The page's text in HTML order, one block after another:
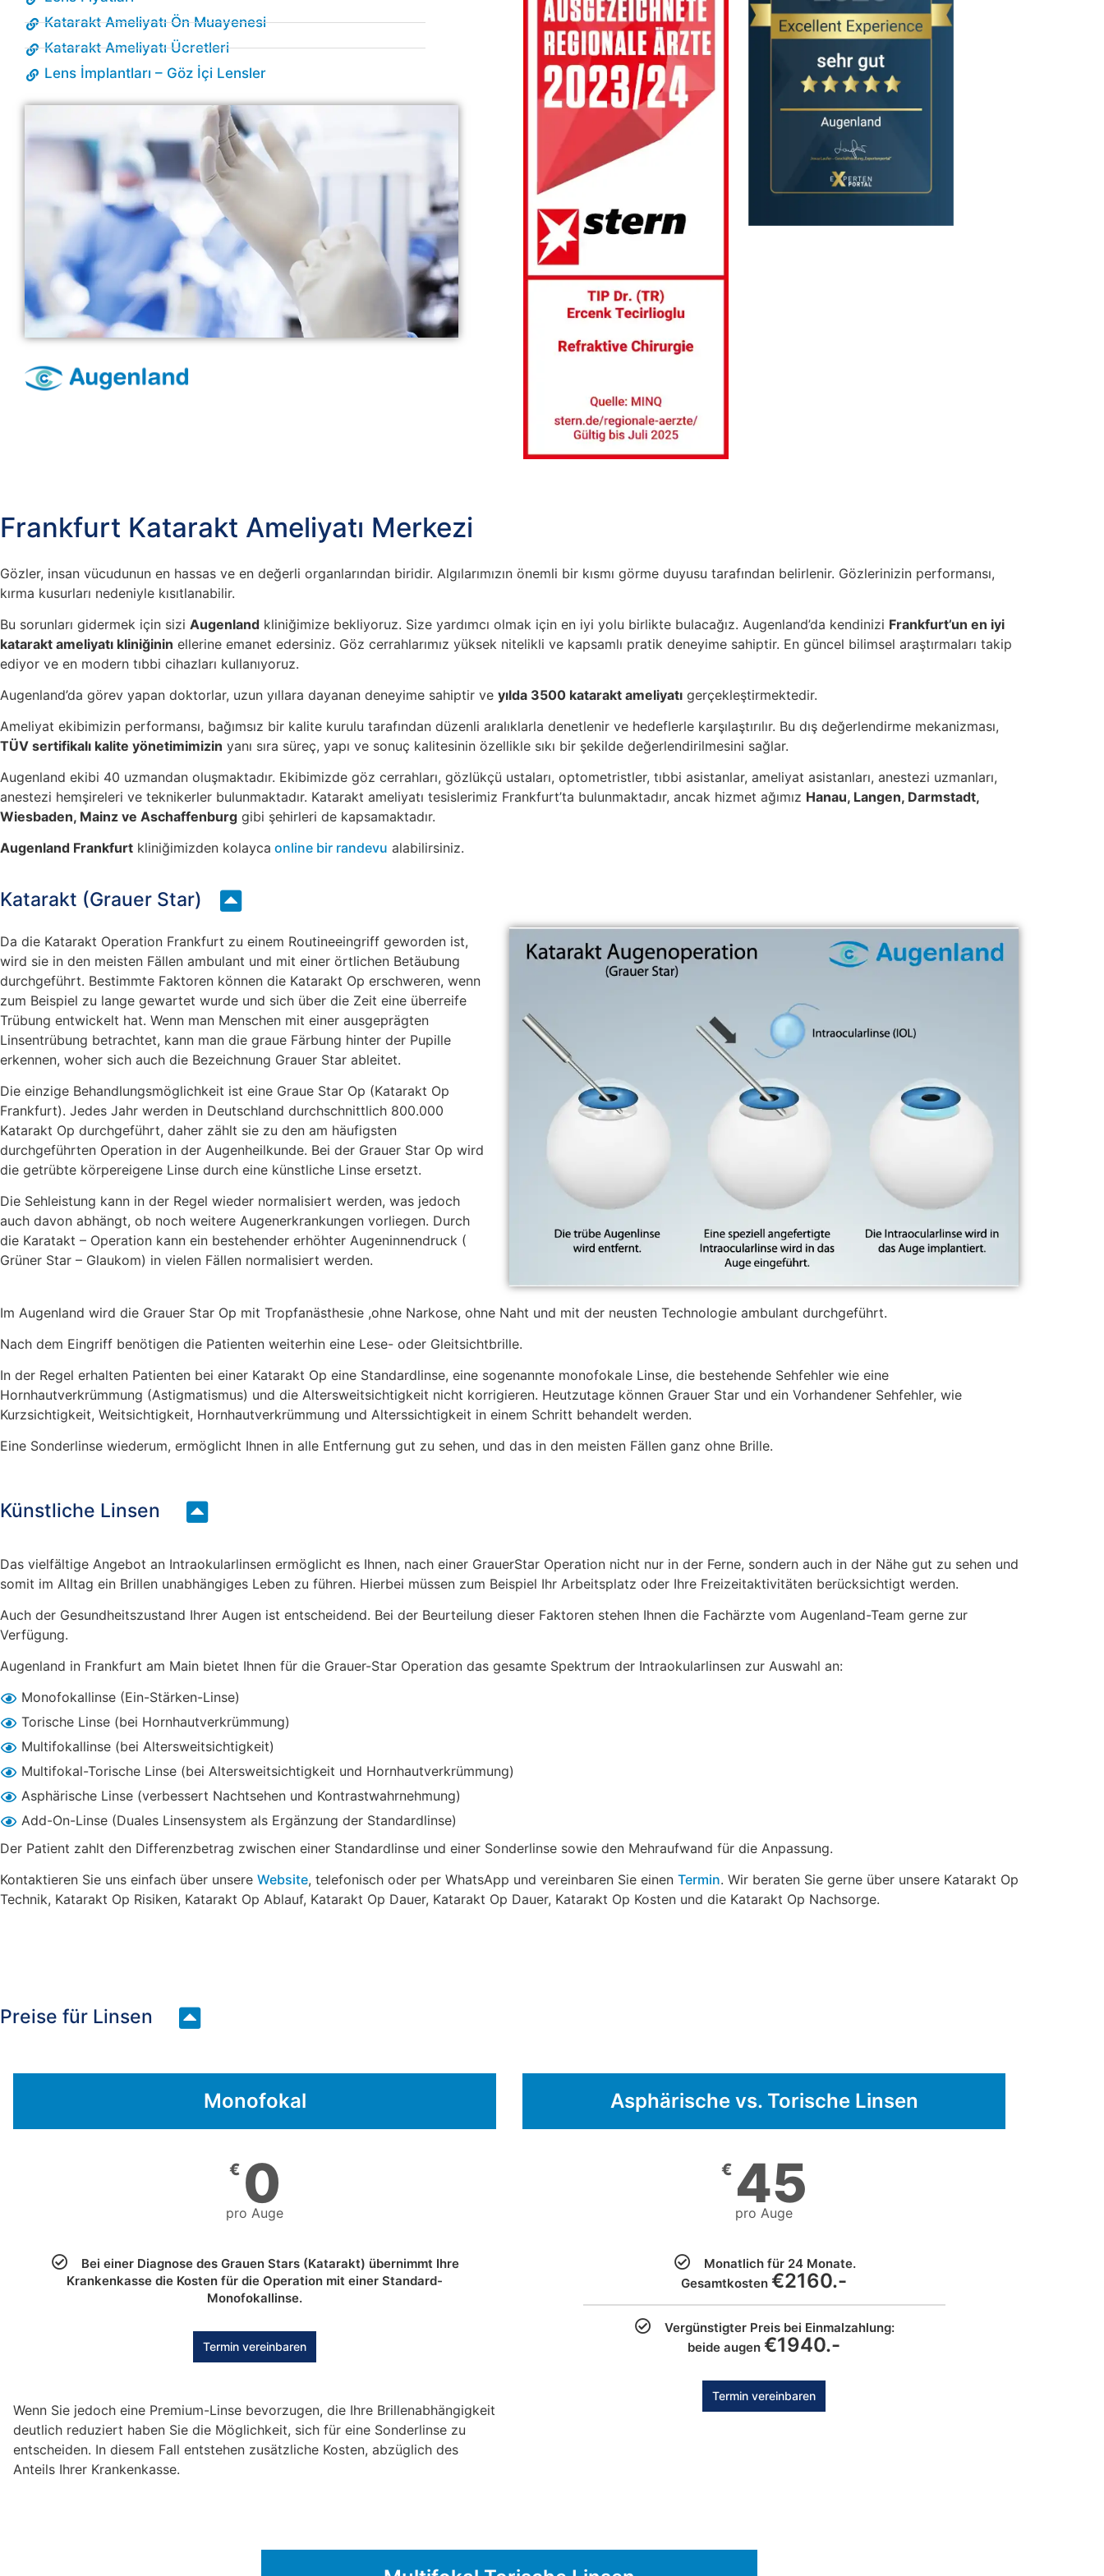
Katarakt Ameliyatı Ön Muayenesi
Katarakt Ameliyatı Ücretleri
Lens İmplantları – Göz İçi Lensler
Frankfurt Katarakt Ameliyatı Merkezi
Gözler, insan vücudunun en hassas ve en değerli organlarından biridir. Algılarımızın önemli bir kısmı görme duyusu tarafından belirlenir. Gözlerinizin performansı,
kırma kusurları nedeniyle kısıtlanabilir.
Bu sorunları gidermek için sizi Augenland kliniğimize bekliyoruz. Size yardımcı olmak için en iyi yolu birlikte bulacağız. Augenland’da kendinizi Frankfurt’un en iyi
katarakt ameliyatı kliniğinin ellerine emanet edersiniz. Göz cerrahlarımız yüksek nitelikli ve kapsamlı pratik deneyime sahiptir. En güncel bilimsel araştırmaları takip
ediyor ve en modern tıbbi cihazları kullanıyoruz.
Augenland’da görev yapan doktorlar, uzun yıllara dayanan deneyime sahiptir ve yılda 3500 katarakt ameliyatı gerçekleştirmektedir.
Ameliyat ekibimizin performansı, bağımsız bir kalite kurulu tarafından düzenli aralıklarla denetlenir ve hedeflerle karşılaştırılır. Bu dış değerlendirme mekanizması,
TÜV sertifikalı kalite yönetimimizin yanı sıra süreç, yapı ve sonuç kalitesinin özellikle sıkı bir şekilde değerlendirilmesini sağlar.
Augenland ekibi 40 uzmandan oluşmaktadır. Ekibimizde göz cerrahları, gözlükçü ustaları, optometristler, tıbbi asistanlar, ameliyat asistanları, anestezi uzmanları,
anestezi hemşireleri ve teknikerler bulunmaktadır. Katarakt ameliyatı tesislerimiz Frankfurt’ta bulunmaktadır, ancak hizmet ağımız Hanau, Langen, Darmstadt,
Wiesbaden, Mainz ve Aschaffenburg gibi şehirleri de kapsamaktadır.
Augenland Frankfurt kliniğimizden kolayca online bir randevu alabilirsiniz.
Katarakt (Grauer Star)
Da die Katarakt Operation Frankfurt zu einem Routineeingriff geworden ist,
wird sie in den meisten Fällen ambulant und mit einer örtlichen Betäubung
durchgeführt. Bestimmte Faktoren können die Katarakt Op erschweren, wenn
zum Beispiel zu lange gewartet wurde und sich über die Zeit eine überreife
Trübung entwickelt hat. Wenn man Menschen mit einer ausgeprägten
Linsentrübung betrachtet, kann man die graue Färbung hinter der Pupille
erkennen, woher sich auch die Bezeichnung Grauer Star ableitet.
Die einzige Behandlungsmöglichkeit ist eine Graue Star Op (Katarakt Op
Frankfurt). Jedes Jahr werden in Deutschland durchschnittlich 800.000
Katarakt Op durchgeführt, daher zählt sie zu den am häufigsten
durchgeführten Operation in der Augenheilkunde. Bei der Grauer Star Op wird
die getrübte körpereigene Linse durch eine künstliche Linse ersetzt.
Die Sehleistung kann in der Regel wieder normalisiert werden, was jedoch
auch davon abhängt, ob noch weitere Augenerkrankungen vorliegen. Durch
die Karatakt – Operation kann ein bestehender erhöhter Augeninnendruck (
Grüner Star – Glaukom) in vielen Fällen normalisiert werden.
Im Augenland wird die Grauer Star Op mit Tropfanästhesie ,ohne Narkose, ohne Naht und mit der neusten Technologie ambulant durchgeführt.
Nach dem Eingriff benötigen die Patienten weiterhin eine Lese- oder Gleitsichtbrille.
In der Regel erhalten Patienten bei einer Katarakt Op eine Standardlinse, eine sogenannte monofokale Linse, die bestehende Sehfehler wie eine
Hornhautverkrümmung (Astigmatismus) und die Altersweitsichtigkeit nicht korrigieren. Heutzutage können Grauer Star und ein Vorhandener Sehfehler, wie
Kurzsichtigkeit, Weitsichtigkeit, Hornhautverkrümmung und Alterssichtigkeit in einem Schritt behandelt werden.
Eine Sonderlinse wiederum, ermöglicht Ihnen in alle Entfernung gut zu sehen, und das in den meisten Fällen ganz ohne Brille.
Künstliche Linsen
Das vielfältige Angebot an Intraokularlinsen ermöglicht es Ihnen, nach einer Grauer­Star Operation nicht nur in der Ferne, sondern auch in der Nähe gut zu sehen und
somit im Alltag ein Brillen unabhängiges Leben zu führen. Hierbei müssen zum Beispiel Ihr Arbeitsplatz oder Ihre Freizeitaktivitäten berücksichtigt werden.
Auch der Gesundheitszustand Ihrer Augen ist entscheidend. Bei der Beurteilung dieser Faktoren stehen Ihnen die Fachärzte vom Augenland­-Team gerne zur
Verfügung.
Augenland in Frankfurt am Main bietet Ihnen für die Grauer­-Star Operation das gesamte Spektrum der Intraokularlinsen zur Auswahl an:
Monofokallinse (Ein­-Stärken-­Linse)
Torische Linse (bei Hornhautverkrümmung)
Multifokallinse (bei Altersweitsichtigkeit)
Multifokal-­Torische Linse (bei Altersweitsichtigkeit und Hornhautverkrümmung)
Asphärische Linse (verbessert Nachtsehen und Kontrastwahrnehmung)
Add-­On-­Linse (Duales Linsensystem als Ergänzung der Standardlinse)
Der Patient zahlt den Differenzbetrag zwischen einer Standardlinse und einer Sonderlinse sowie den Mehraufwand für die Anpassung.
Kontaktieren Sie uns einfach über unsere Website, telefonisch oder per WhatsApp und vereinbaren Sie einen Termin. Wir beraten Sie gerne über unsere Katarakt Op
Technik, Katarakt Op Risiken, Katarakt Op Ablauf, Katarakt Op Dauer, Katarakt Op Dauer, Katarakt Op Kosten und die Katarakt Op Nachsorge.
Preise für Linsen
Monofokal
€ 0
pro Auge
Bei einer Diagnose des Grauen Stars (Katarakt) übernimmt Ihre
Krankenkasse die Kosten für die Operation mit einer Standard-
Monofokallinse.
Termin vereinbaren
Wenn Sie jedoch eine Premium-Linse bevorzugen, die Ihre Brillenabhängigkeit
deutlich reduziert haben Sie die Möglichkeit, sich für eine Sonderlinse zu
entscheiden. In diesem Fall entstehen zusätzliche Kosten, abzüglich des
Anteils Ihrer Krankenkasse.
Asphärische vs. Torische Linsen
€ 45
pro Auge
Monatlich für 24 Monate.
Gesamtkosten €2160.-
Vergünstigter Preis bei Einmalzahlung:
beide augen €1940.-
Termin vereinbaren